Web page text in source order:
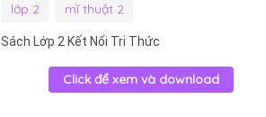
lớp 2
mĩ thuật 2
Sách Lớp 2 Kết Nối Tri Thức
Click để xem và download